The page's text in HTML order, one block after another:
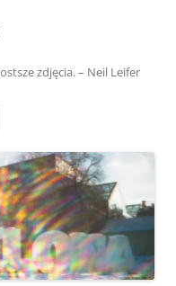
zdjęcia. – Neil Leifer